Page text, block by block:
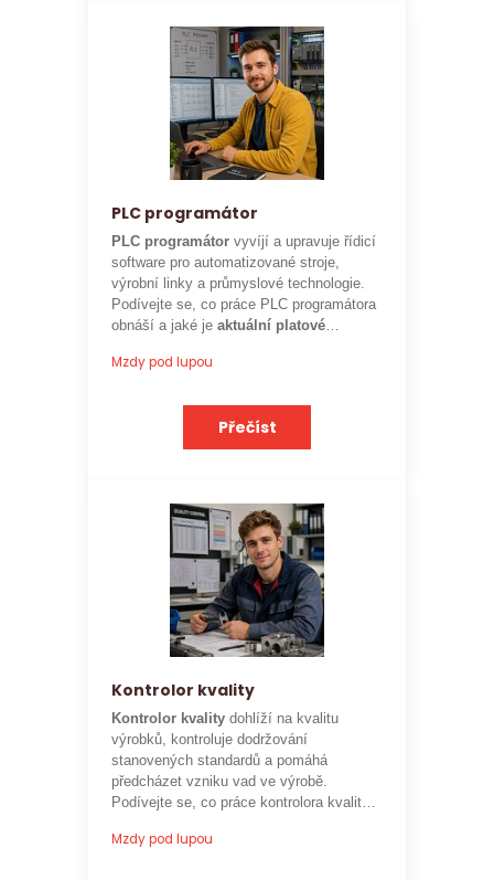
PLC programátor
PLC programátorvyvíjí a upravuje řídicí
software pro automatizované stroje,
výrobní linky a průmyslové technologie.
Podívejte se, co práce PLC programátora
obnáší a jaké jeaktuální platové
Mzdy pod lupou
Přečíst
Kontrolor kvality
Kontrolor kvalitydohlíží na kvalitu
výrobků, kontroluje dodržování
stanovených standardů a pomáhá
předcházet vzniku vad ve výrobě.
Podívejte se, co práce kontrolora kvality
ohodnocení této profese
Mzdy pod lupou